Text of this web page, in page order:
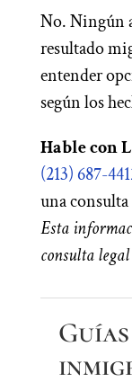
No. Ningún
resultado
entender
según los
Hable con
(213) 687-
una
Esta
consulta legal